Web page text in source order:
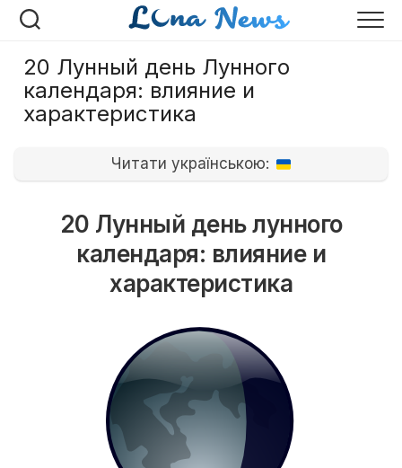
Перейти
20 Лунный день Лунного
календаря: влияние и
характеристика
Читати українською:
20 Лунный день лунного
календаря: влияние и
характеристика